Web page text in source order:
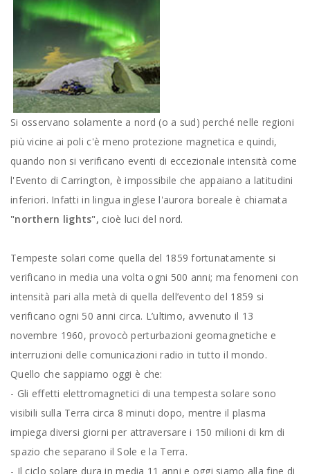
Si osservano solamente a nord (o a sud) perché nelle regioni
più vicine ai poli c'è meno protezione magnetica e quindi,
quando non si verificano eventi di eccezionale intensità come
l'Evento di Carrington, è impossibile che appaiano a latitudini
inferiori. Infatti in lingua inglese l'aurora boreale è chiamata
"northern lights", cioè luci del nord.
Tempeste solari come quella del 1859 fortunatamente si
verificano in media una volta ogni 500 anni; ma fenomeni con
intensità pari alla metà di quella dell’evento del 1859 si
verificano ogni 50 anni circa. L’ultimo, avvenuto il 13
novembre 1960, provocò perturbazioni geomagnetiche e
interruzioni delle comunicazioni radio in tutto il mondo.
Quello che sappiamo oggi è che:
- Gli effetti elettromagnetici di una tempesta solare sono
visibili sulla Terra circa 8 minuti dopo, mentre il plasma
impiega diversi giorni per attraversare i 150 milioni di km di
spazio che separano il Sole e la Terra.
- Il ciclo solare dura in media 11 anni e oggi siamo alla fine di